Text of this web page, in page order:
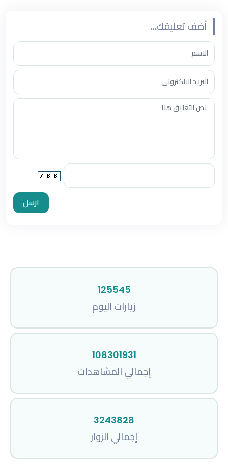
أضف تعليقك...
ارسل
125545
زيارات اليوم
108301931
إجمالي المشاهدات
3243828
إجمالي الزوار